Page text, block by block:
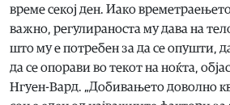
време секој ден. Иако
важно, регулираноста му дава на
што му е потребен за да се опушти,
да се опорави во текот на ноќта,
Нгуен-Вард. „Добивањето доволно